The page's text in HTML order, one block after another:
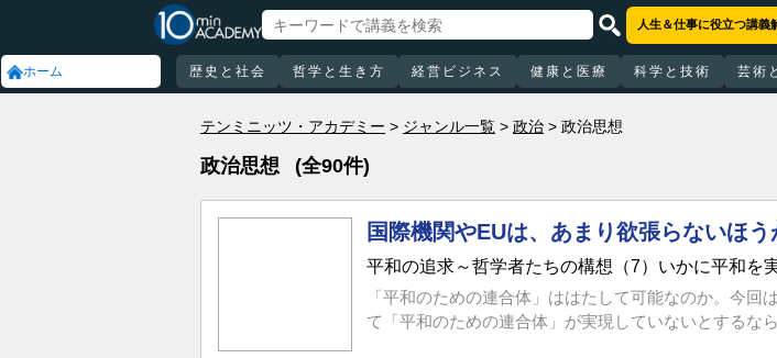
ホーム
人生＆仕事に役立つ講義
歴史と社会 哲学と生き方 経営ビジネス 健康と医療 科学と技術 芸術
テンミニッツ・アカデミー ジャンル一覧 政治 政治思想
政治思想 (全90件)
国際機関やEUは、あまり欲張らないほう
平和の追求～哲学者たちの構想（7）いかに平和を
「平和のための連合体」ははたして可能なのか。今
て「平和のための連合体」が実現していないとするな